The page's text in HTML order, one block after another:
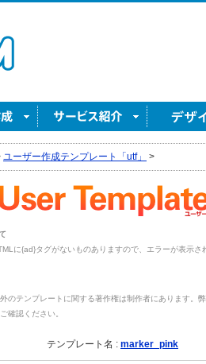
ユーザー作成テンプレート「utf」 >
に{ad}タグがないものありますので、エラーが表示
のテンプレートに関する著作権は制作者にあります。
確認ください。
テンプレート名 : marker_pink